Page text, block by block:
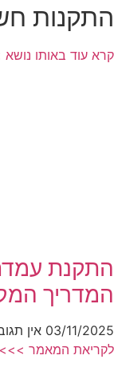
התקנות
קרא עוד באותו נושא
התקנת
המדריך
03/11/2025 אין
לקריאת המאמר >>>